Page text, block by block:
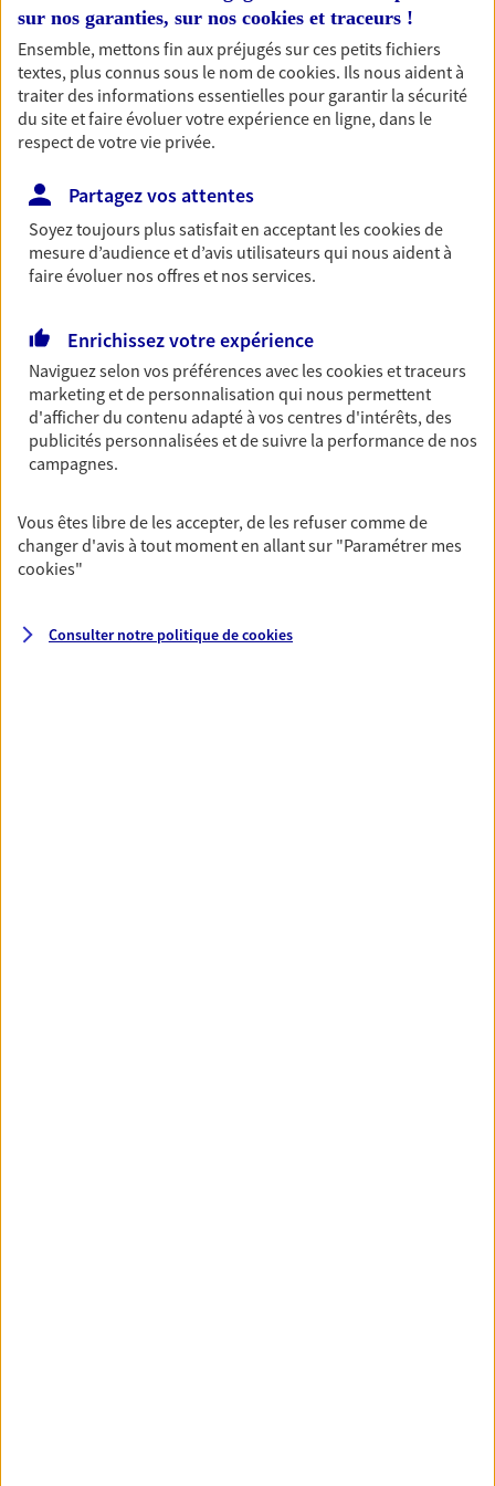
Accompagner vos projets de
vie
Achat immobilier, installation, départ à la retraite…
Autant de moments de vie qui nécessitent des solutions
cohérent avec vos besoins
Vous aider à constituer une
De nombreuses solutions s'offrent à vous pour faire
fructifier votre épargne. Laquelle correspond à vos
objectifs ? Rien ne remplace les conseils d'un expert :
Assurance vie, PER, Livret… Faisons le point ensemble !
Anticipez les imprévus et sécurisez votre futur grâce à
nos différentes solutions. Nous vous accompagnons
dans vos projets de vie en privilégiant une relation de
sur nos garanties, sur nos cookies et traceurs !
Ensemble, mettons fin aux préjugés sur ces petits fichiers
textes, plus connus sous le nom decookies. Ils nous aident à
traiter des informations essentielles pour garantir la sécurité
du site et faire évoluer votre expérience en ligne, dans le
respect de votre vie privée.
Partagez vos attentes
Soyez toujours plus satisfait en acceptant lescookiesde
mesure d’audience et d’avis utilisateurs qui nous aident à
faire évoluer nos offres et nos services.
Enrichissez votre expérience
Naviguez selon vos préférences avec lescookies et traceurs
marketing et de personnalisation qui nous permettent
d'afficher du contenu adapté à vos centres d'intérêts, des
publicités personnalisées et de suivre la performance de nos
campagnes.
Vous êtes libre de les accepter, de les refuser comme de
changer d'avis à tout moment en allant sur "Paramétrer mes
cookies"
Consulter notre politique decookies